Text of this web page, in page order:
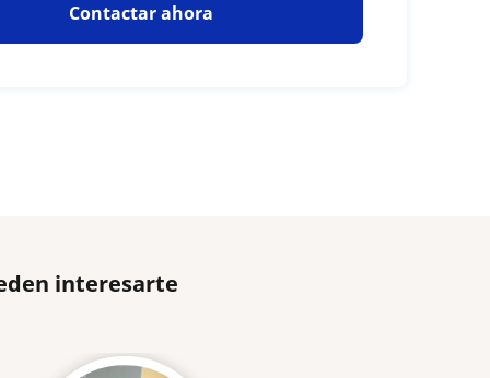
Contactar ahora
interesarte